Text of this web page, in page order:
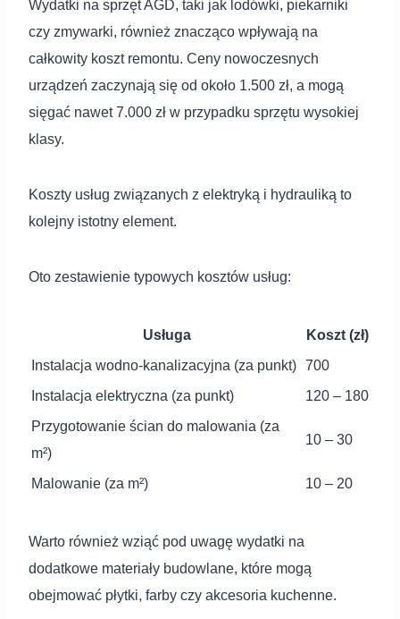
Wydatki na sprzęt AGD, taki jak lodówki, piekarniki
czy zmywarki, również znacząco wpływają na
całkowity koszt remontu. Ceny nowoczesnych
urządzeń zaczynają się od około 1.500 zł, a mogą
sięgać nawet 7.000 zł w przypadku sprzętu wysokiej
klasy.
Koszty usług związanych z elektryką i hydrauliką to
kolejny istotny element.
Oto zestawienie typowych kosztów usług:
Usługa
Koszt (zł)
Instalacja wodno-kanalizacyjna (za punkt) 700
Instalacja elektryczna (za punkt)
120 – 180
Przygotowanie ścian do malowania (za
m²)
10 – 30
Malowanie (za m²) 10 – 20
Warto również wziąć pod uwagę wydatki na
dodatkowe materiały budowlane, które mogą
obejmować płytki, farby czy akcesoria kuchenne.